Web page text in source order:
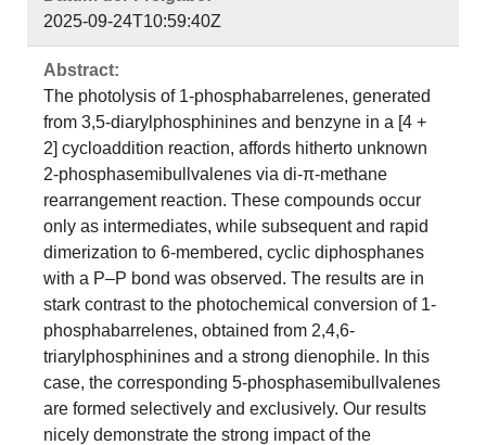
2025-09-24T10:59:40Z
Abstract:
The photolysis of 1-phosphabarrelenes, generated
from 3,5-diarylphosphinines and benzyne in a [4 +
2] cycloaddition reaction, affords hitherto unknown
2-phosphasemibullvalenes via di-π-methane
rearrangement reaction. These compounds occur
only as intermediates, while subsequent and rapid
dimerization to 6-membered, cyclic diphosphanes
with a P–P bond was observed. The results are in
stark contrast to the photochemical conversion of 1-
phosphabarrelenes, obtained from 2,4,6-
triarylphosphinines and a strong dienophile. In this
case, the corresponding 5-phosphasemibullvalenes
are formed selectively and exclusively. Our results
nicely demonstrate the strong impact of the